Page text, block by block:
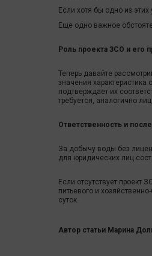
Если хотя бы одно из
Еще одно важное
Роль проекта ЗСО и его
Теперь давайте
значения
подтверждает их
требуется, аналогично
Ответственность и
За добычу воды без
для юридических лиц
Если отсутствует проект
питьевого и
суток.
Автор статьи Марина